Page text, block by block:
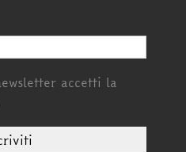
accetti la